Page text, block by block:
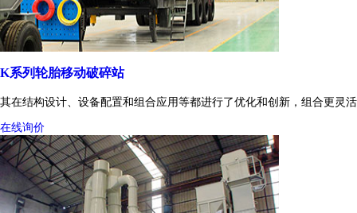
K系列轮胎移动破碎站
其在结构设计、设备配置和组合应用等都进行了优化和创新，组合更灵活
在线询价